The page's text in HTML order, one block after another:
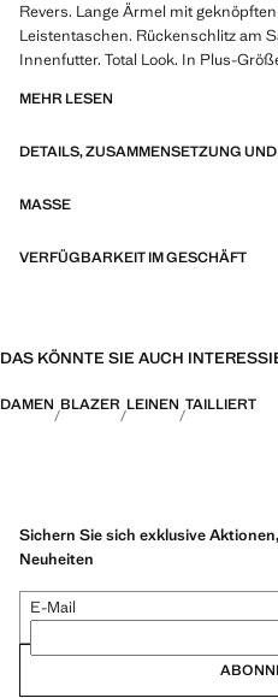
Revers. Lange Ärmel mit
Leistentaschen. Rückenschlitz am
Innenfutter. Total Look. In Plus-
MEHR LESEN
DETAILS, ZUSAMMENSETZUNG
MASSE
VERFÜGBARKEIT IM GESCHÄFT
DAS KÖNNTE SIE AUCH
DAMEN BLAZER LEINEN TAILLIERT
Sichern Sie sich exklusive
Neuheiten
E-Mail